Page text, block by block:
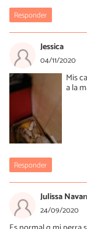
Responder
Jessica
04/11/2020
Mis
a la
Responder
Julissa
24/09/2020